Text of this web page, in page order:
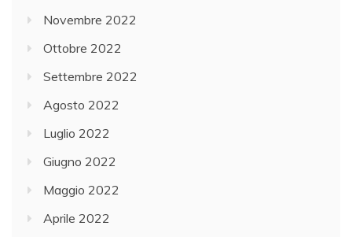
Novembre 2022
Ottobre 2022
Settembre 2022
Agosto 2022
Luglio 2022
Giugno 2022
Maggio 2022
Aprile 2022